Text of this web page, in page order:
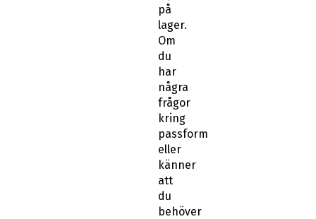
på
lager.
Om
du
har
några
frågor
kring
passform
eller
känner
att
du
behöver